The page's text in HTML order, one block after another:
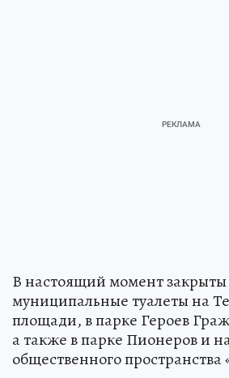
В настоящий момент
муниципальные туалеты на
площади, в парке Героев
а также в парке Пионеров и
общественного пространства